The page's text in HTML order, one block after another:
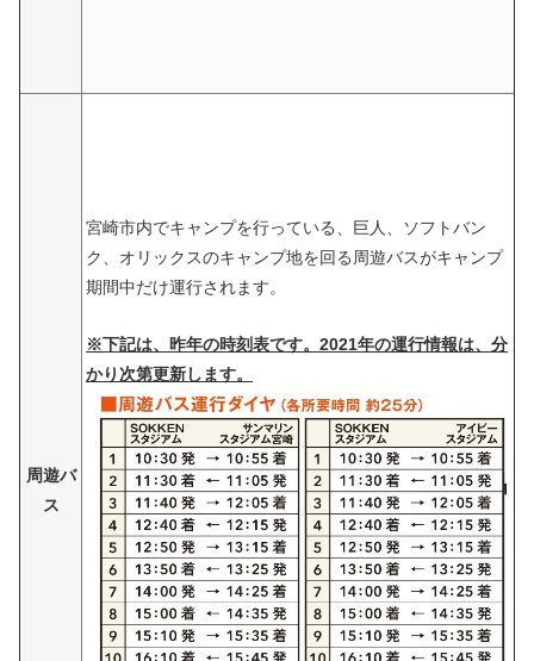
周遊バ
ス
宮崎市内でキャンプを行っている、巨人、ソフトバン
ク、オリックスのキャンプ地を回る周遊バスがキャンプ
期間中だけ運行されます。
※下記は、昨年の時刻表です。 2021年の運行情報は、分
かり次第更新します。